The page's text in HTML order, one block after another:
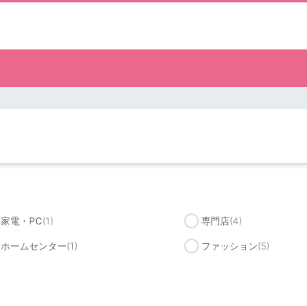
家電・PC(1) 専門店(4)
ホームセンター(1) ファッション(5)